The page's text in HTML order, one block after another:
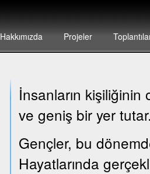
Hakkımızda Projeler
İnsanların
ve geniş bir yer
Gençler, bu
Hayatlarında